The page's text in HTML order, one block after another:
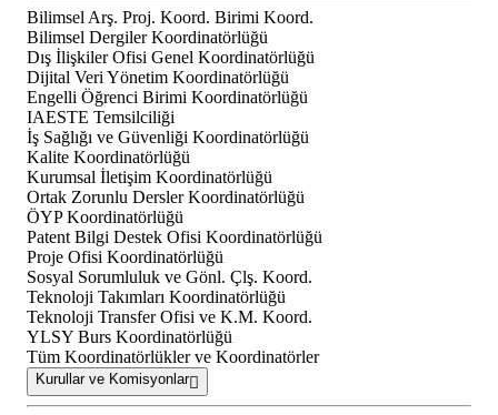
Bilimsel Arş. Proj. Koord. Birimi Koord.
Bilimsel Dergiler Koordinatörlüğü
Dış İlişkiler Ofisi Genel Koordinatörlüğü
Dijital Veri Yönetim Koordinatörlüğü
Engelli Öğrenci Birimi Koordinatörlüğü
IAESTE Temsilciliği
İş Sağlığı ve Güvenliği Koordinatörlüğü
Kalite Koordinatörlüğü
Kurumsal İletişim Koordinatörlüğü
Ortak Zorunlu Dersler Koordinatörlüğü
ÖYP Koordinatörlüğü
Patent Bilgi Destek Ofisi Koordinatörlüğü
Proje Ofisi Koordinatörlüğü
Sosyal Sorumluluk ve Gönl. Çlş. Koord.
Teknoloji Takımları Koordinatörlüğü
Teknoloji Transfer Ofisi ve K.M. Koord.
YLSY Burs Koordinatörlüğü
Tüm Koordinatörlükler ve Koordinatörler
Kurullar ve Komisyonlar